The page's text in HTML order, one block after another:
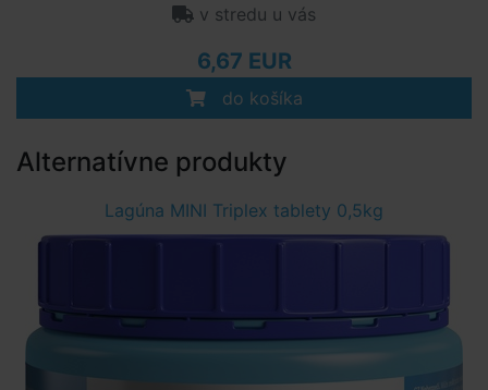
v stredu u vás
6,67 EUR
do košíka
Alternatívne produkty
Lagúna MINI Triplex tablety 0,5kg